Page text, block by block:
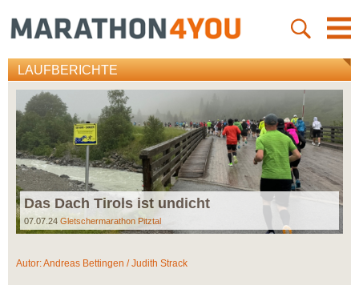
LAUFBERICHTE
Das Dach Tirols ist undicht
07.07.24 Gletschermarathon Pitztal
Autor:Andreas Bettingen / Judith Strack